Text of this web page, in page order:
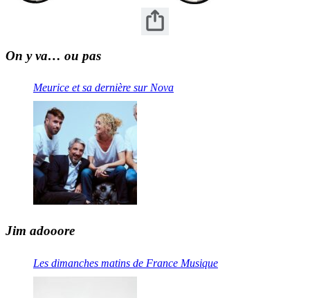
On y va… ou pas
Meurice et sa dernière sur Nova
Jim adooore
Les dimanches matins de France Musique